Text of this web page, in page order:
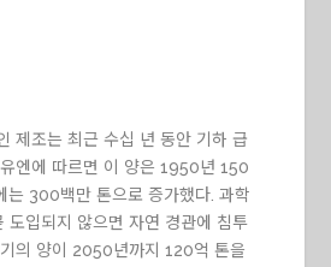
제조는 최근 수십 년 동안 기하 급
엔에 따르면 이 양은 1950년 150
는 300백만 톤으로 증가했다. 과학
도입되지 않으면 자연 경관에 침투
의 양이 2050년까지 120억 톤을